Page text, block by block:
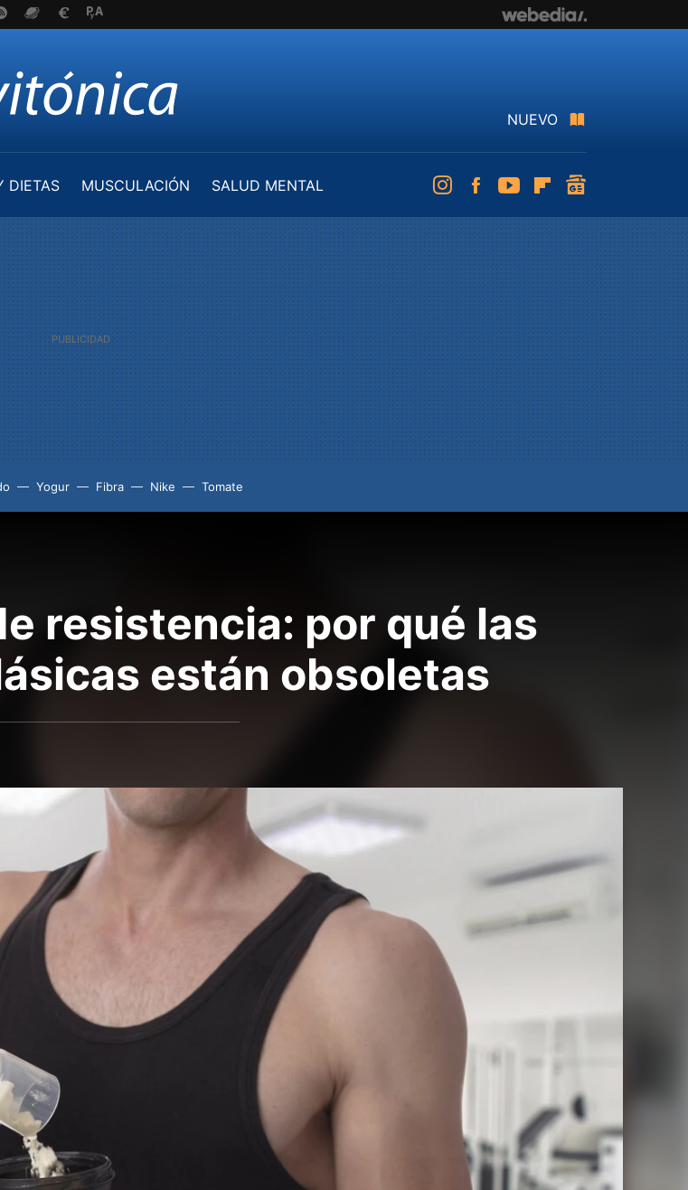
NUEVO
DIETAS MUSCULACIÓN
SALUD MENTAL
InstagramFacebookYoutubeFlipboard
Yogur Fibra Nike Tomate
resistencia: por qué las
están obsoletas